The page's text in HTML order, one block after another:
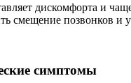
дискомфорта и
смещение позвонков
симптомы